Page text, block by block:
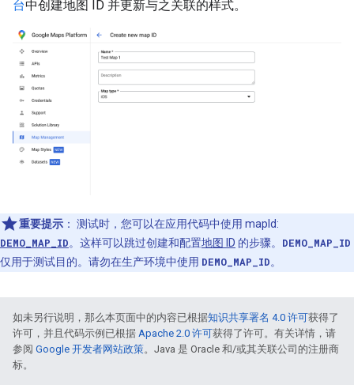
台中创建地图 ID 并更新与之关联的样式。
重要提示 ： 测试时，您可以在应用代码中使用 mapId:
DEMO_MAP_ID。这样可以跳过创建和配置地图 ID 的步骤。 DEMO_MAP_ID
仅用于测试目的。请勿在生产环境中使用 DEMO_MAP_ID。
如未另行说明，那么本页面中的内容已根据知识共享署名 4.0 许可获得了
许可，并且代码示例已根据 Apache 2.0 许可获得了许可。有关详情，请
参阅 Google 开发者网站政策。Java 是 Oracle 和/或其关联公司的注册商
标。